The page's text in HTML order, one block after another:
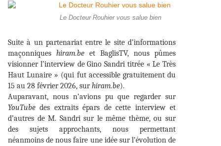
Le Docteur Rouhier vous salue bien
Suite à un partenariat entre le site d’informations
maçonniques hiram.be et BaglisTV, nous pûmes
visionner l’interview de Gino Sandri titrée « Le Très
Haut Lunaire » (qui fut accessible gratuitement du
15 au 28 février 2026, surhiram.be).
Auparavant, nous n’avions pu que regarder sur
YouTube des extraits épars de cette interview et
d’autres de M. Sandri sur le même thème, ou sur
des sujets approchants, nous permettant
néanmoins de nous faire une idée sur l’évolution de